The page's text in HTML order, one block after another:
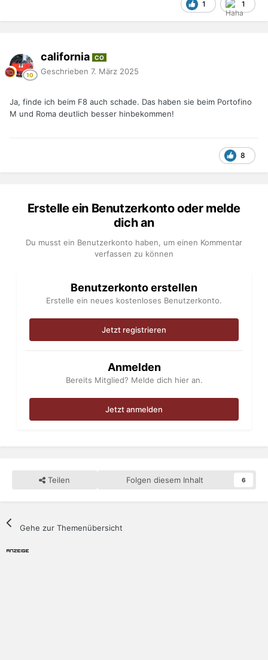
1 1
california CO
Geschrieben 7. März 2025
Ja, finde ich beim F8 auch schade. Das haben sie beim Portofino
M und Roma deutlich besser hinbekommen!
8
Erstelle ein Benutzerkonto oder melde
dich an
Du musst ein Benutzerkonto haben, um einen Kommentar
verfassen zu können
Benutzerkonto erstellen
Erstelle ein neues kostenloses Benutzerkonto.
Jetzt registrieren
Anmelden
Bereits Mitglied? Melde dich hier an.
Jetzt anmelden
Teilen Folgen diesem Inhalt 6
Gehe zur Themenübersicht